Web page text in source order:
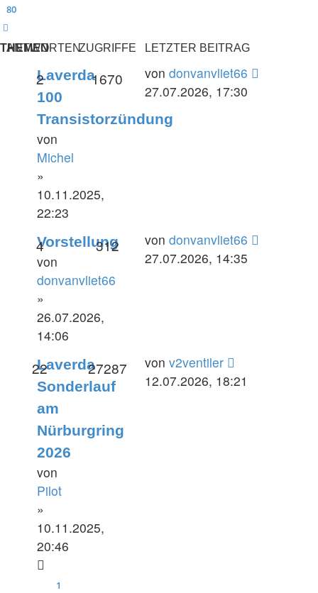
80
THEMEN
ANTWORTENZUGRIFFE LETZTER BEITRAG
Laverda
100
Transistorzündung
von
Michel
»
10.11.2025,
22:23
2Antworten1670 Zugriffe
Letzter
Beitrag
von donvanvliet66
27.07.2026, 17:30
Vorstellung
von
donvanvliet66
»
26.07.2026,
14:06
4Antworten312ZugriffeLetzter
Beitrag
von donvanvliet66
27.07.2026, 14:35
Laverda
Sonderlauf
am
Nürburgring
2026
von
Pilot
»
10.11.2025,
20:46
1
22Antworten
27287Zugriffe
Letzter
Beitrag
von v2ventiler
12.07.2026, 18:21